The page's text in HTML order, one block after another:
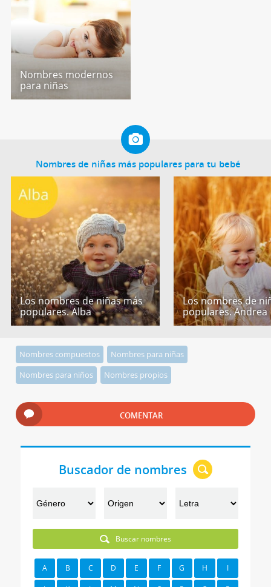
Nombres modernos
para niñas
Nombres de niñas más populares para tu bebé
Los nombres de niñas más
populares. Alba
Los nombres de
populares. Andrea
Nombres compuestos
Nombres para niñas
Nombres para niños
Nombres propios
COMENTAR
Buscador de nombres
Buscar nombres
A B C D E F G H I